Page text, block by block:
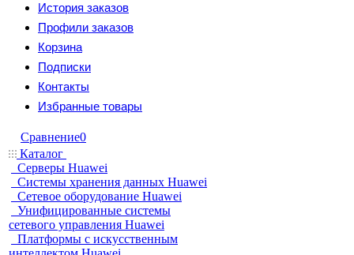
История заказов
Профили заказов
Корзина
Подписки
Контакты
Избранные товары
Сравнение0
Каталог
Серверы Huawei
Системы хранения данных Huawei
Сетевое оборудование Huawei
Унифицированные системы
сетевого управления Huawei
Платформы с искусственным